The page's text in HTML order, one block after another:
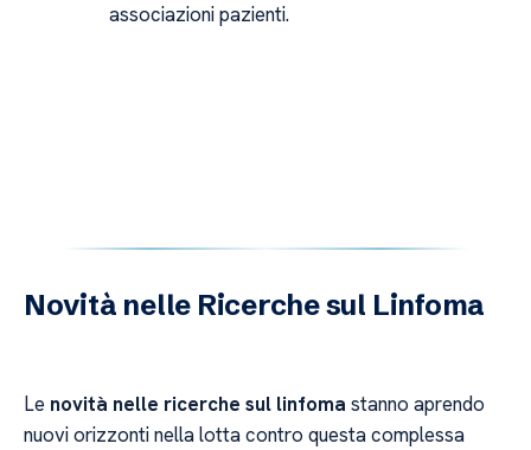
associazioni pazienti.
Novità nelle Ricerche sul Linfoma
Le novità nelle ricerche sul linfoma stanno aprendo
nuovi orizzonti nella lotta contro questa complessa